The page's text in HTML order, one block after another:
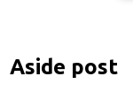
Aside post